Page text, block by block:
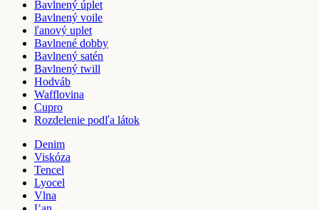
Bavlnený úplet
Bavlnený voile
ľanový uplet
Bavlnené dobby
Bavlnený satén
Bavlnený twill
Hodváb
Wafflovina
Cupro
Rozdelenie podľa látok
Denim
Viskóza
Tencel
Lyocel
Vlna